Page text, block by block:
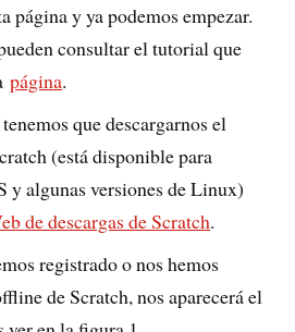
página y ya podemos empezar.
consultar el tutorial que
página.
que descargarnos el
(está disponible para
y algunas versiones de Linux)
de descargas de Scratch.
registrado o nos hemos
de Scratch, nos aparecerá el